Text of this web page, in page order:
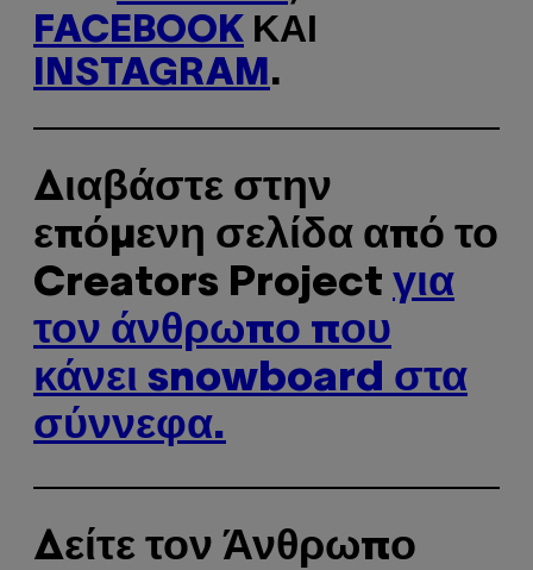
FACEBOOK ΚΑΙ
INSTAGRAM .
Διαβάστε στην
επόμενη σελίδα από το
Creators Project για
τον άνθρωπο που
κάνει snowboard στα
σύννεφα.
Δείτε τον Άνθρωπο